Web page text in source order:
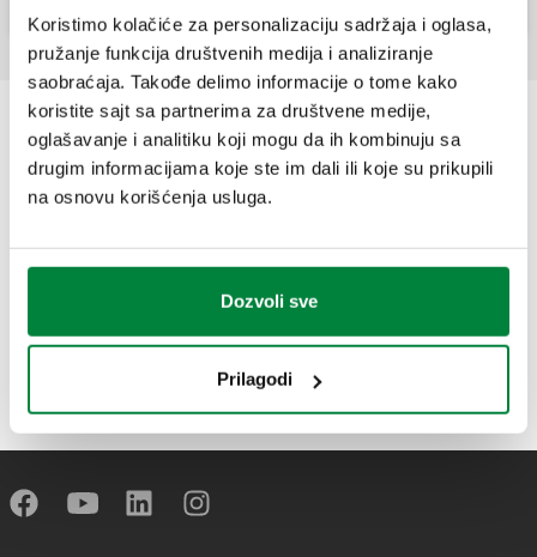
Koristimo kolačiće za personalizaciju sadržaja i oglasa,
pružanje funkcija društvenih medija i analiziranje
saobraćaja. Takođe delimo informacije o tome kako
koristite sajt sa partnerima za društvene medije,
oglašavanje i analitiku koji mogu da ih kombinuju sa
drugim informacijama koje ste im dali ili koje su prikupili
na osnovu korišćenja usluga.
Dozvoli sve
Prilagodi